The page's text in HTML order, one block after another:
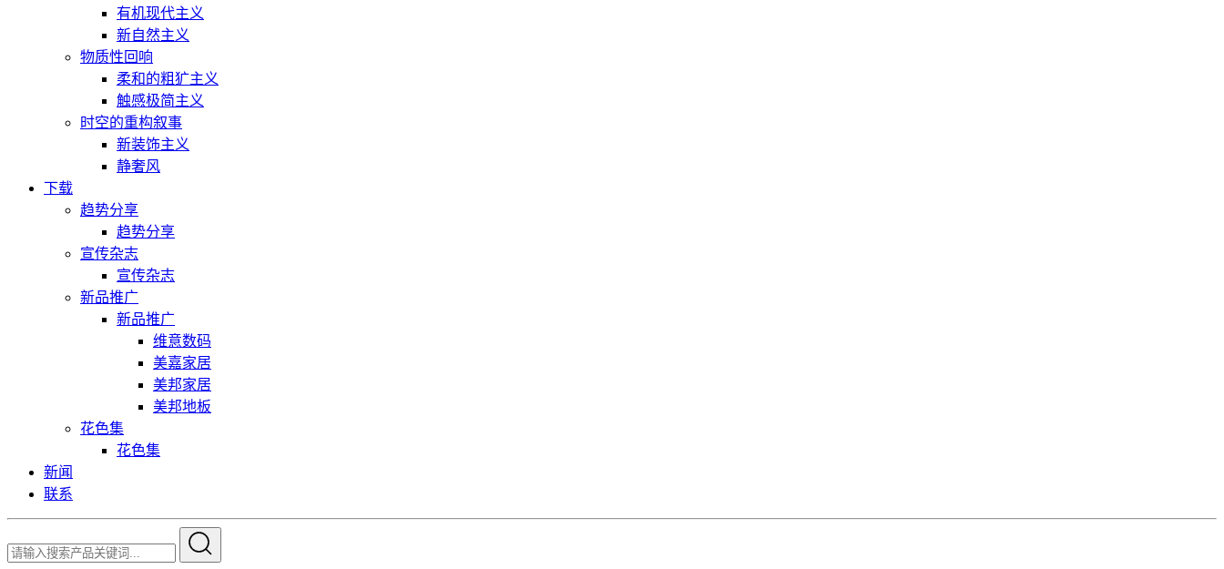
有机现代主义
新自然主义
物质性回响
柔和的粗犷主义
触感极简主义
时空的重构叙事
新装饰主义
静奢风
下载
趋势分享
趋势分享
宣传杂志
宣传杂志
新品推广
新品推广
维意数码
美嘉家居
美邦家居
美邦地板
花色集
花色集
新闻
联系